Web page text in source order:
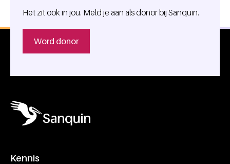
Het zit ook in jou. Meld je aan als donor bij Sanquin.
Word donor
Kennis